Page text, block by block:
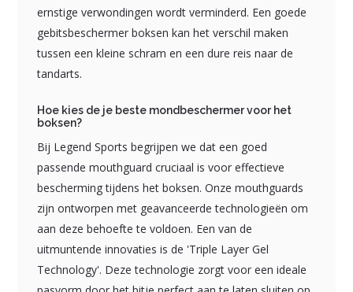
ernstige verwondingen wordt verminderd. Een goede
gebitsbeschermer boksen kan het verschil maken
tussen een kleine schram en een dure reis naar de
tandarts.
Hoe kies de je beste mondbeschermer voor het
boksen?
Bij Legend Sports begrijpen we dat een goed
passende mouthguard cruciaal is voor effectieve
bescherming tijdens het boksen. Onze mouthguards
zijn ontworpen met geavanceerde technologieën om
aan deze behoefte te voldoen. Een van de
uitmuntende innovaties is de 'Triple Layer Gel
Technology'. Deze technologie zorgt voor een ideale